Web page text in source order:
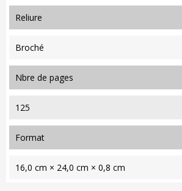
reliure
Broché
nbre de pages
125
format
16,0 cm × 24,0 cm × 0,8 cm